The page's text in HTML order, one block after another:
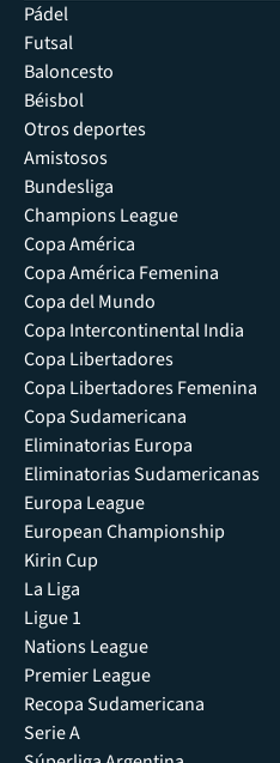
Pádel
Futsal
Baloncesto
Béisbol
Otros deportes
Amistosos
Bundesliga
Champions League
Copa América
Copa América Femenina
Copa del Mundo
Copa Intercontinental India
Copa Libertadores
Copa Libertadores Femenina
Copa Sudamericana
Eliminatorias Europa
Eliminatorias Sudamericanas
Europa League
European Championship
Kirin Cup
La Liga
Ligue 1
Nations League
Premier League
Recopa Sudamericana
Serie A